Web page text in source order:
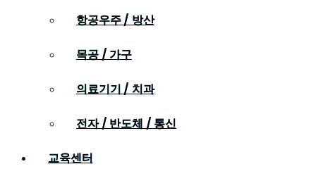
항공우주 / 방산
목공 / 가구
의료기기 / 치과
전자 / 반도체 / 통신
교육센터